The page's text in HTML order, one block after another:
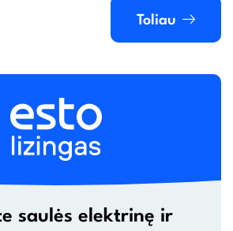
Toliau
saulės elektrinę ir